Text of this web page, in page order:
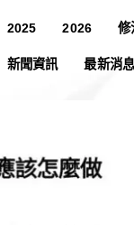
2025 2026 修
新聞資訊 最新消息